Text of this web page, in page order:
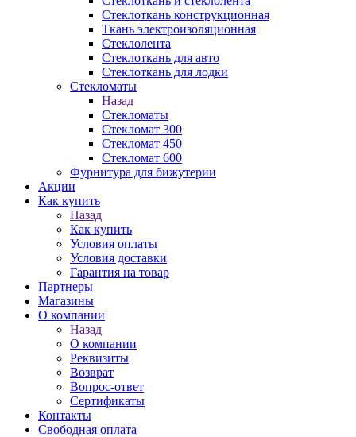
Стеклоткань конструкционная
Ткань электроизоляционная
Стеклолента
Стеклоткань для авто
Стеклоткань для лодки
Стекломаты
Назад
Стекломаты
Стекломат 300
Стекломат 450
Стекломат 600
Фурнитура для бижутерии
Акции
Как купить
Назад
Как купить
Условия оплаты
Условия доставки
Гарантия на товар
Партнеры
Магазины
О компании
Назад
О компании
Реквизиты
Возврат
Вопрос-ответ
Сертификаты
Контакты
Свободная оплата